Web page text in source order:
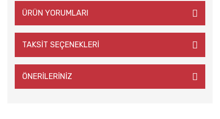
ÜRÜN YORUMLARI
TAKSİT SEÇENEKLERİ
ÖNERİLERİNİZ